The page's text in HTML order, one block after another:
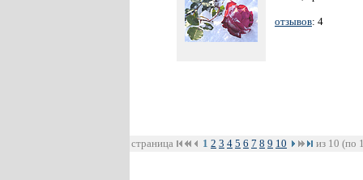
отзывов: 4
страница 1 2 3 4 5 6 7 8 9 10 из 10 (по